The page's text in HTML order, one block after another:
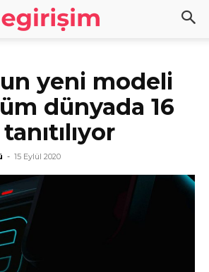
yeni modeli
dünyada 16
- 15 Eylül 2020